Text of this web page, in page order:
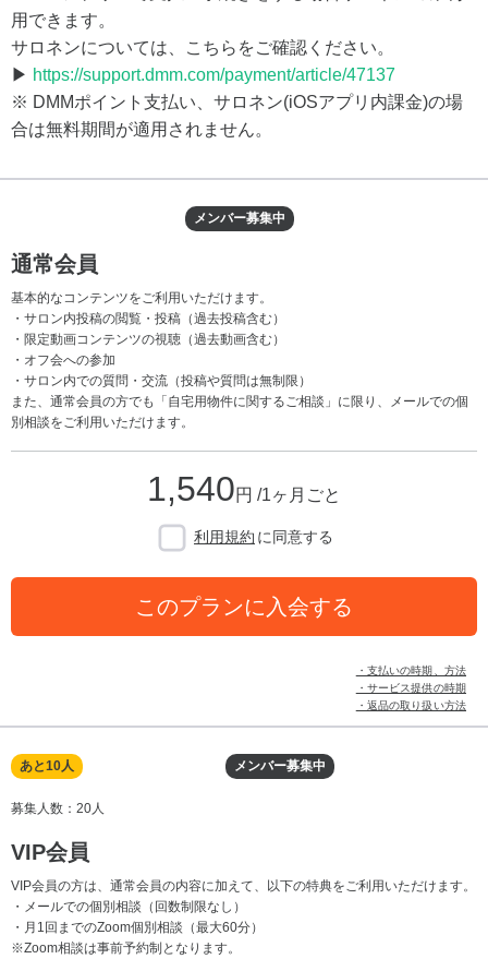
用できます。
サロネンについては、こちらをご確認ください。
▶ https://support.dmm.com/payment/article/47137
※ DMMポイント支払い、サロネン(iOSアプリ内課金)の場
合は無料期間が適用されません。
メンバー募集中
通常会員
基本的なコンテンツをご利用いただけます。
・サロン内投稿の閲覧・投稿（過去投稿含む）
・限定動画コンテンツの視聴（過去動画含む）
・オフ会への参加
・サロン内での質問・交流（投稿や質問は無制限）
また、通常会員の方でも「自宅用物件に関するご相談」に限り、メールでの個
別相談をご利用いただけます。
1,540円 /1ヶ月ごと
利用規約 に同意する
このプランに入会する
・支払いの時期、方法
・サービス提供の時期
・返品の取り扱い方法
メンバー募集中
あと10人
募集人数：20人
VIP会員
VIP会員の方は、通常会員の内容に加えて、以下の特典をご利用いただけます。
・メールでの個別相談（回数制限なし）
・月1回までのZoom個別相談（最大60分）
※Zoom相談は事前予約制となります。